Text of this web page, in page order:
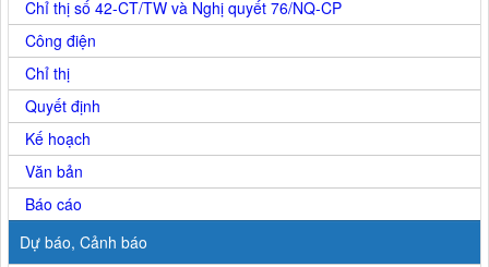
Chỉ thị số 42-CT/TW và Nghị quyết 76/NQ-CP
Công điện
Chỉ thị
Quyết định
Kế hoạch
Văn bản
Báo cáo
Dự báo, Cảnh báo